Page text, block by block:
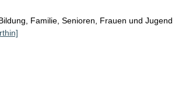
Familie, Senioren, Frauen und Jugend